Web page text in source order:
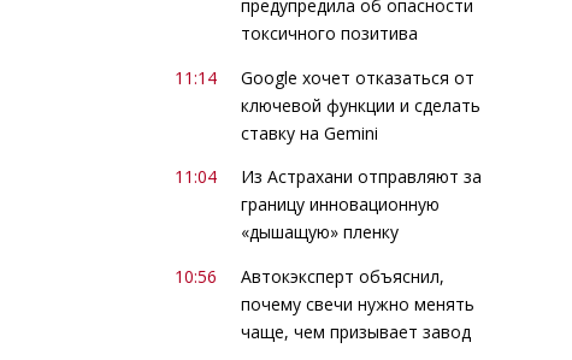
предупредила об опасности
токсичного позитива
11:14
Google хочет отказаться от
ключевой функции и сделать
ставку на Gemini
11:04
Из Астрахани отправляют за
границу инновационную
«дышащую» пленку
10:56
Автокэксперт объяснил,
почему свечи нужно менять
чаще, чем призывает завод